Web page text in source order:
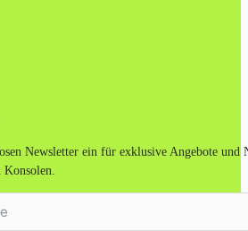
Newsletter ein für exklusive Angebote und
Konsolen.